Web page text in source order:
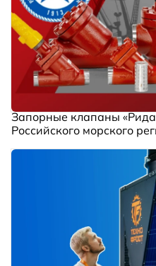
Запорные клапаны
Российского морского